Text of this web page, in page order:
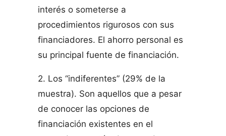
interés o someterse a
procedimientos rigurosos con sus
financiadores. El ahorro personal es
su principal fuente de financiación.
2. Los “indiferentes” (29% de la
muestra). Son aquellos que a pesar
de conocer las opciones de
financiación existentes en el